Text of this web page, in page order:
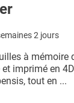
2 jours
à mémoire
imprimé en
tout en ...